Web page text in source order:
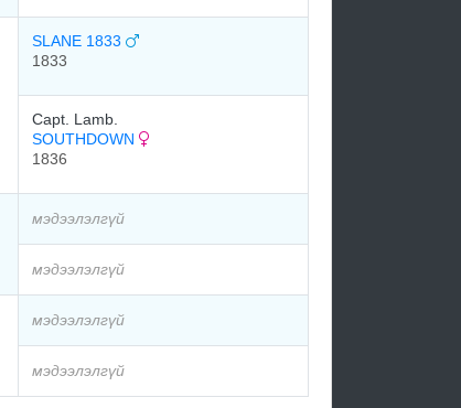
SLANE 1833
1833
Capt. Lamb.
SOUTHDOWN
1836
мэдээлэлгүй
мэдээлэлгүй
мэдээлэлгүй
мэдээлэлгүй